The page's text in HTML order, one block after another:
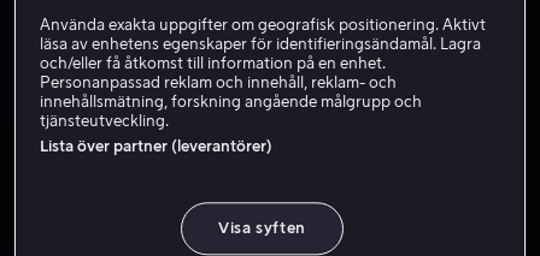
Använda exakta uppgifter om geografisk positionering. Aktivt
läsa av enhetens egenskaper för identifieringsändamål. Lagra
och/eller få åtkomst till information på en enhet.
Personanpassad reklam och innehåll, reklam- och
innehållsmätning, forskning angående målgrupp och
tjänsteutveckling.
Lista över partner (leverantörer)
Visa syften